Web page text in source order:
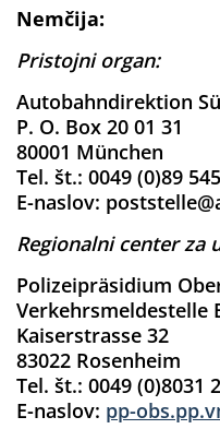
Nemčija:
Pristojni organ:
Autobahndirektion
P. O. Box 20 01 31
80001 München
Tel. št.: 0049 (0)89
E-naslov:
Regionalni center za
Polizeipräsidium
Verkehrsmeldestelle
Kaiserstrasse 32
83022 Rosenheim
Tel. št.: 0049 (0)8031
E-naslov: pp-